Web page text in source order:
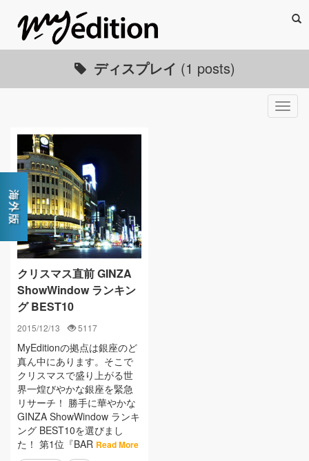
ディスプレイ (1 posts)
クリスマス直前 GINZA
ShowWindow ランキン
グ BEST10
2015/12/13 5117
MyEditionの拠点は銀座のど
真ん中にあります。そこで
クリスマスで盛り上がる世
界一煌びやかな銀座を緊急
リサーチ！ 勝手に華やかな
GINZA ShowWindow ランキ
ング BEST10を選びまし
た！ 第1位『BAR Read More